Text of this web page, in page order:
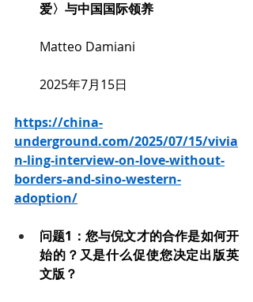
爱〉与中国国际领养
        Matteo Damiani
        2025年7月15日
https://china-
underground.com/2025/07/15/vivia
n-ling-interview-on-love-without-
borders-and-sino-western-
adoption/
问题1：您与倪文才的合作是如何开
始的？又是什么促使您决定出版英
文版？